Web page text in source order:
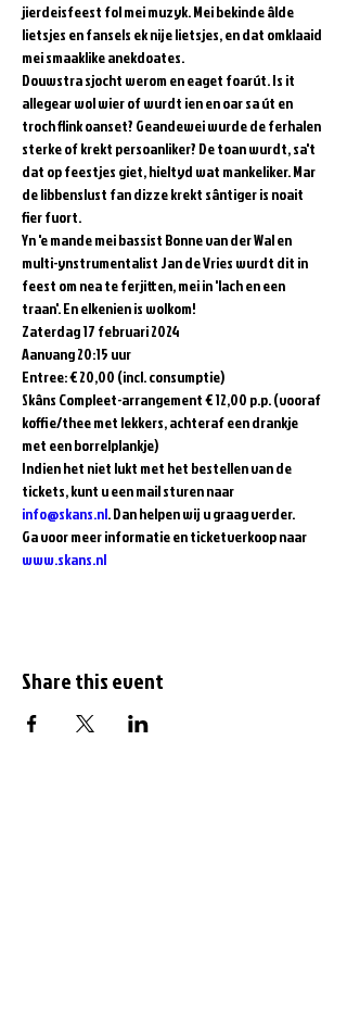
jierdeisfeest fol mei muzyk. Mei bekinde âlde
lietsjes en fansels ek nije lietsjes, en dat omklaaid
mei smaaklike anekdoates.
Douwstra sjocht werom en eaget foarút. Is it
allegear wol wier of wurdt ien en oar sa út en
troch flink oanset? Geandewei wurde de ferhalen
sterke of krekt persoanliker? De toan wurdt, sa't
dat op feestjes giet, hieltyd wat mankeliker. Mar
de libbenslust fan dizze krekt sântiger is noait
fier fuort.
Yn 'e mande mei bassist Bonne van der Wal en
multi-ynstrumentalist Jan de Vries wurdt dit in
feest om nea te ferjitten, mei in 'lach en een
traan'. En elkenien is wolkom!
Zaterdag 17 februari 2024
Aanvang 20:15 uur
Entree: € 20,00 (incl. consumptie)
Skâns Compleet-arrangement € 12,00 p.p. (vooraf
koffie/thee met lekkers, achteraf een drankje
met een borrelplankje)
Indien het niet lukt met het bestellen van de
tickets, kunt u een mail sturen naar
info@skans.nl. Dan helpen wij u graag verder.
Ga voor meer informatie en ticketverkoop naar
www.skans.nl
Share this event